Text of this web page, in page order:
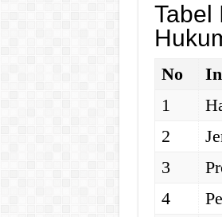
Tabel
No
1
2
3
4